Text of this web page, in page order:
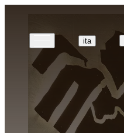
ita